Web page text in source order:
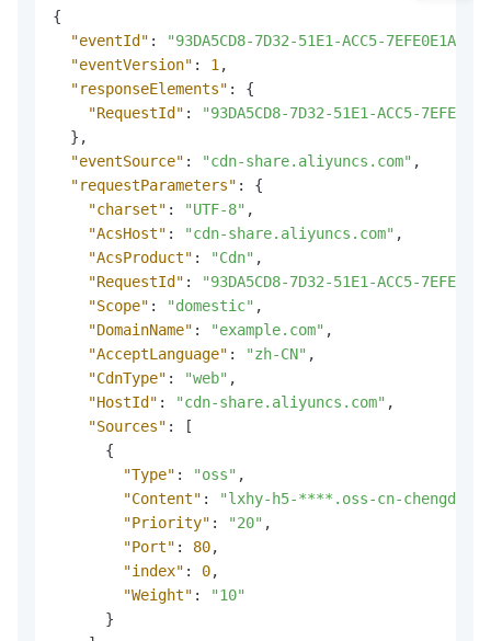
{
"eventId" :
"93DA5CD8-7D32-51E1-ACC5-
"eventVersion" : 1,
"responseElements" :
{
"RequestId" :
"93DA5CD8-7D32-51E1-ACC5-
} ,
"eventSource" : "cdn-share.aliyuncs.com" ,
"requestParameters" :
{
"charset" : "UTF-8" ,
"AcsHost" : "cdn-share.aliyuncs.com" ,
"AcsProduct" : "Cdn" ,
"RequestId" :
"93DA5CD8-7D32-51E1-ACC5-
"Scope" : "domestic" ,
"DomainName" : "example.com" ,
"AcceptLanguage" : "zh-CN" ,
"CdnType" : "web" ,
"HostId" : "cdn-share.aliyuncs.com" ,
"Sources" :
[
{
"Type" : "oss" ,
"Content" :
"lxhy-h5-****.oss-cn-
"Priority" : "20" ,
"Port" : 80,
"index" : 0,
"Weight" :
"10"
}